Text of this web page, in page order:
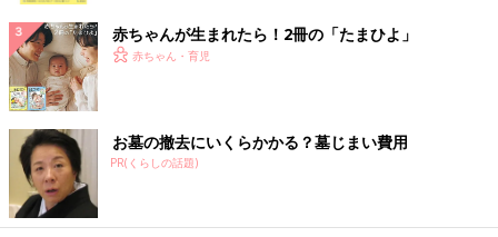
「息子が１歳のとき、スーパーのベビーカートに乗せたまま、商
品を袋詰めしていました。すると息子がカゴからビール缶を取り
出して、両手でグビグビと飲む真似を始めました。
パパの真似してる！ と、笑っていたら、そばにいたおばちゃん
が笑顔で『はい、おつまみ』と、おせんべいを置いていかれまし
た。おせんべいは、家でありがたく頂きました。
小さな子どもを連れていると、人と触れ合う機会が多かったで
赤ちゃんが生まれたら！2冊の「たまひよ」
赤ちゃん・育児
お墓の撤去にいくらかかる？墓じまい費用
PR(くらしの話題)